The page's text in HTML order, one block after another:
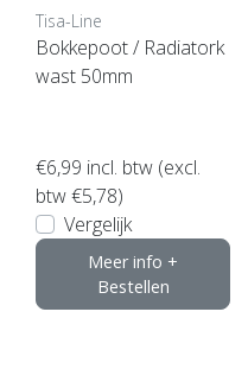
Tisa-Line
Bokkepoot / Radiatork
wast 50mm
€6,99 incl. btw (excl.
btw €5,78)
Vergelijk
Meer info +
Bestellen